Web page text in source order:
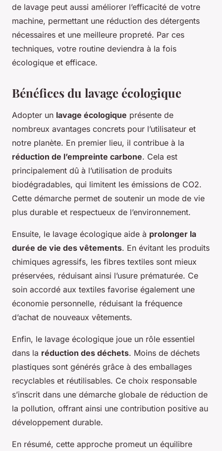
de lavage peut aussi améliorer l’efficacité de votre
machine, permettant une réduction des détergents
nécessaires et une meilleure propreté. Par ces
techniques, votre routine deviendra à la fois
écologique et efficace.
Bénéfices du lavage écologique
Adopter un lavage écologique présente de
nombreux avantages concrets pour l’utilisateur et
notre planète. En premier lieu, il contribue à la
réduction de l’empreinte carbone. Cela est
principalement dû à l’utilisation de produits
biodégradables, qui limitent les émissions de CO2.
Cette démarche permet de soutenir un mode de vie
plus durable et respectueux de l’environnement.
Ensuite, le lavage écologique aide à prolonger la
durée de vie des vêtements. En évitant les produits
chimiques agressifs, les fibres textiles sont mieux
préservées, réduisant ainsi l’usure prématurée. Ce
soin accordé aux textiles favorise également une
économie personnelle, réduisant la fréquence
d’achat de nouveaux vêtements.
Enfin, le lavage écologique joue un rôle essentiel
dans la réduction des déchets. Moins de déchets
plastiques sont générés grâce à des emballages
recyclables et réutilisables. Ce choix responsable
s’inscrit dans une démarche globale de réduction de
la pollution, offrant ainsi une contribution positive au
développement durable.
En résumé, cette approche promeut un équilibre